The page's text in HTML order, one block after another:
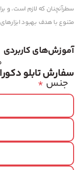
سطرآنچنان که لازم است، و
متنوع با هدف بهبود
آموزش‌های کاربردی
سفارش تابلو
*جنس